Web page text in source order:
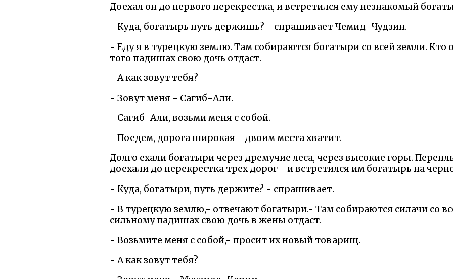
Доехал он до первого перекрестка, и встретился ему незнакомый
- Куда, богатырь путь держишь? - спрашивает Чемид-Чудзин.
- Еду я в турецкую землю. Там собираются богатыри со всей земли. Кто
того падишах свою дочь отдаст.
- А как зовут тебя?
- Зовут меня - Сагиб-Али.
- Сагиб-Али, возьми меня с собой.
- Поедем, дорога широкая - двоим места хватит.
Долго ехали богатыри через дремучие леса, через высокие горы.
доехали до перекрестка трех дорог - и встретился им богатырь на
- Куда, богатыри, путь держите? - спрашивает.
- В турецкую землю,- отвечают богатыри.- Там собираются силачи со
сильному падишах свою дочь в жены отдаст.
- Возьмите меня с собой,- просит их новый товарищ.
- А как зовут тебя?